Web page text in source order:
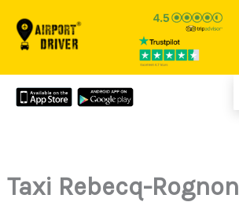
Taxi Rebecq-Rognon